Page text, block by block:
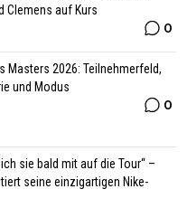
Clemens auf Kurs
0
Masters 2026: Teilnehmerfeld,
und Modus
0
sie bald mit auf die Tour“ –
seine einzigartigen Nike-